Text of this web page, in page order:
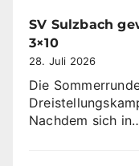
SV Sulzbach
3×10
28. Juli 2026
Die
Nachdem sich